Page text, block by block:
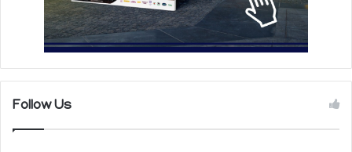
Follow Us